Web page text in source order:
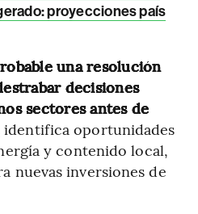
proyecciones país
una resolución
decisiones
sectores antes de
oportunidades
y contenido local,
nuevas inversiones de